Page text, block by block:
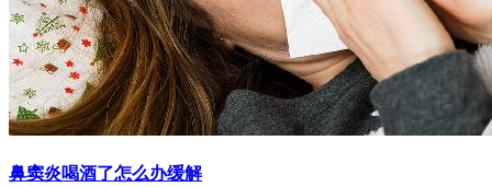
鼻窦炎喝酒了怎么办缓解